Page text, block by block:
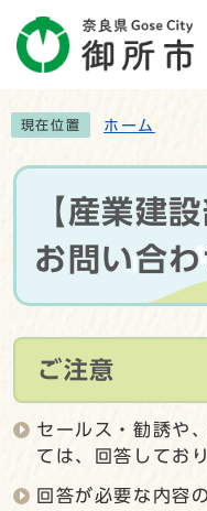
現在位置 ホーム
【産業建
お問い合わ
ご注意
セールス・勧誘や
ては、回答してお
回答が必要な内容